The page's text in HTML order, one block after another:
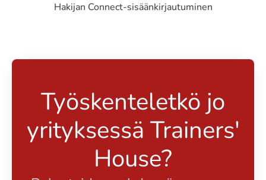
Hakijan Connect-sisäänkirjautuminen
Työskenteletkö jo
yrityksessä Trainers'
House?